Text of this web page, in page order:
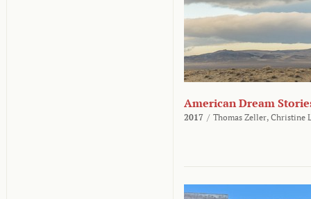
American Dream
2017 / Thomas Zeller, Christine